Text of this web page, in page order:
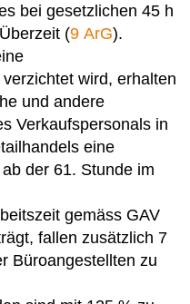
bei gesetzlichen 45 h
(9 ArG).
wird, erhalten
und andere
Verkaufspersonals in
eine
der 61. Stunde im
gemäss GAV
fallen zusätzlich 7
Büroangestellten zu